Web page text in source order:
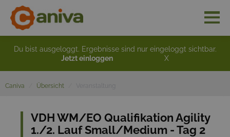
Du bist ausgeloggt. Ergebnisse sind nur eingeloggt sichtbar.
Jetzt einloggen
X
Caniva Übersicht
VDH WM/EO Qualifikation Agility
1./2. Lauf Small/Medium - Tag 2